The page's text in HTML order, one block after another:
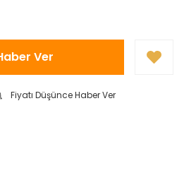
Ver
Fiyatı Düşünce Haber Ver